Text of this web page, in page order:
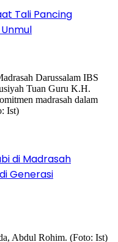
Tali Pancing
di Madrasah
Generasi